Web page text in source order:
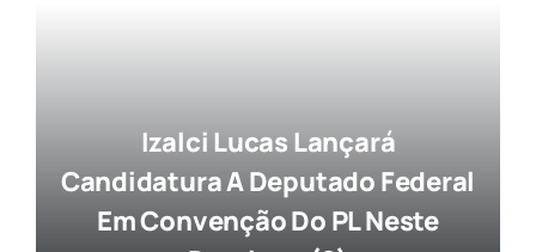
Izalci Lucas Lançará
Candidatura A Deputado Federal
Em Convenção Do PL Neste